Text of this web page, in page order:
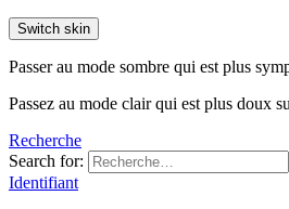
Switch skin
Passer au mode sombre qui est plus
Passez au mode clair qui est plus doux
Recherche
Search for:
Identifiant